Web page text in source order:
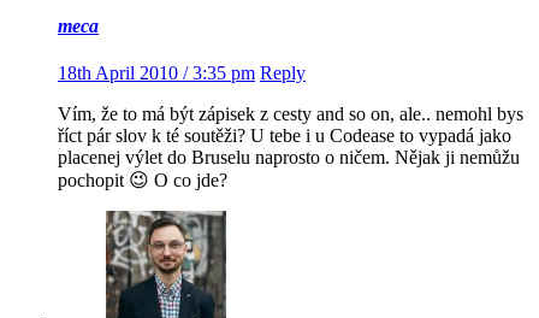
meca
18th April 2010 / 3:35 pm Reply
Vím, že to má být zápisek z cesty and so on, ale.. nemohl bys
říct pár slov k té soutěži? U tebe i u Codease to vypadá jako
placenej výlet do Bruselu naprosto o ničem. Nějak ji nemůžu
pochopit 😉 O co jde?